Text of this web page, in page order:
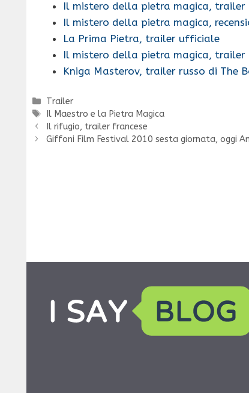
Il mistero della pietra magica,
Il mistero della pietra magica,
La Prima Pietra, trailer ufficiale
Il mistero della pietra magica, trailer
Kniga Masterov, trailer russo di The
Categorie
Trailer
Tag
Il Maestro e la Pietra Magica
Il rifugio, trailer francese
Giffoni Film Festival 2010 sesta giornata, oggi